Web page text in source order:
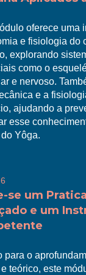
oferece uma
e fisiologia do
explorando
como o
e nervoso.
e a
ajudando a
esse
Yôga.
se um
e um
para o
teórico, este